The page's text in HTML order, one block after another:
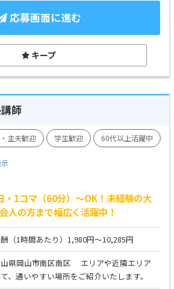
応募画面に進む
キープ
師
主夫歓迎 学生歓迎
60代以上活躍中
・1コマ（60分）～OK！未経験の大
人の方まで幅広く活躍中！
（1時間あたり）1,980円～10,285円
県岡山市南区南区 エリアや近隣エリア
、通いやすい場所をご紹介いたします。